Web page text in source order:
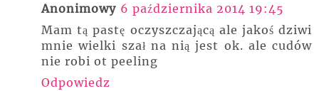
Anonimowy 6 października 2014 19:45
Mam tą pastę oczyszczającą ale jakoś dziwi
mnie wielki szał na nią jest ok. ale cudów
nie robi ot peeling
Odpowiedz